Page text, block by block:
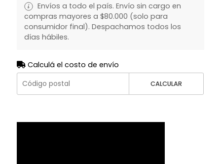
Envíos a todo el país. Envío sin cargo en
compras mayores a $80.000 (solo para
consumidor final). Despachamos todos los
días hábiles.
Calculá el costo de envío
CALCULAR